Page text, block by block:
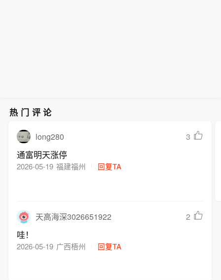
热门评论
long280 3
通富明天涨停
2026-05-19 福建福州 回复TA
天高海深3026651922 2
哇！
2026-05-19 广西梧州 回复TA